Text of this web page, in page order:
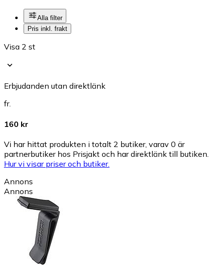
Alla filter
Pris inkl. frakt
Visa 2 st
Erbjudanden utan direktlänk
fr.
160 kr
Vi har hittat produkten i totalt 2 butiker, varav 0 är
partnerbutiker hos Prisjakt och har direktlänk till butiken.
Hur vi visar priser och butiker.
Annons
Annons